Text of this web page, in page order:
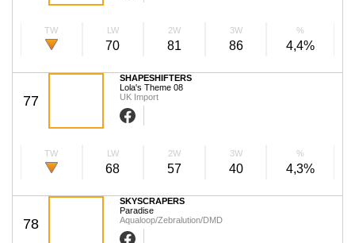
TW LW
70
2W
81
3W
86
%
4,4%
77
SHAPESHIFTERS
Lola's Theme 08
UK Import
TW LW
68
2W
57
3W
40
%
4,3%
78
SKYSCRAPERS
Paradise
Aqualoop/Zebralution/DMD